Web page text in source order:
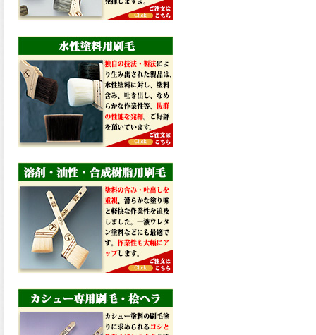
ました。ご購入はこちらか
ら。
2026.06.29
コストを重視しした材料で、
優れた性能と高品質で高度な
防水機能を発揮、フローン12
が新しく販売開始致しまし
た。ご購入はこちらから。
2026.06.29
数多くの施工実績を持つ信頼
性の高い塗材 優れた性能と高
品質で高度な防水機能を発
揮、フローン11が新しく販売
開始致しました。ご購入はこ
ちらから。
2026.05.26
コンクリート特有の質感やム
ラ感と溶け合うように広がる
げる、アクアカラー デュオト
ーンが新しく販売開始致しま
した。ご購入はこちらから。